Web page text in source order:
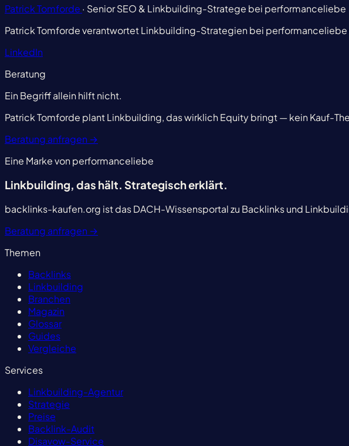
Patrick Tomforde · Senior SEO & Linkbuilding-Stratege bei performanceliebe
Patrick Tomforde verantwortet Linkbuilding-Strategien bei
LinkedIn
Beratung
Ein Begriff allein hilft nicht.
Patrick Tomforde plant Linkbuilding, das wirklich Equity bringt — kein Kauf-
Beratung anfragen →
Eine Marke von performanceliebe
Linkbuilding, das hält. Strategisch erklärt.
backlinks-kaufen.org ist das DACH-Wissensportal zu Backlinks und
Beratung anfragen →
Themen
Backlinks
Linkbuilding
Branchen
Magazin
Glossar
Guides
Vergleiche
Services
Linkbuilding-Agentur
Strategie
Preise
Backlink-Audit
Disavow-Service